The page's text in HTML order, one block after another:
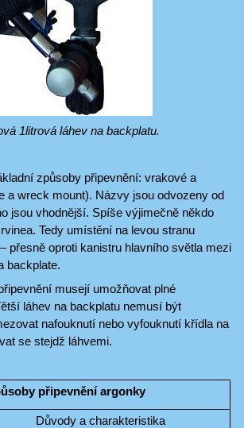
1litrová láhev na backplatu.
způsoby připevnění: vrakové a
a wreck mount). Názvy jsou odvozeny od
jsou vhodnější. Spíše výjimečně někdo
Tedy umístění na levou stranu
přesně oproti kanistru hlavního světla mezi
backplate.
musejí umožňovat plné
láhev na backplatu nemusí být
nafouknutí nebo vyfouknutí křídla na
se stejdž láhvemi.
připevnění argonky
Důvody a charakteristika